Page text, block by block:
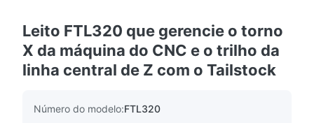
Leito FTL320 que gerencie o torno
X da máquina do CNC e o trilho da
linha central de Z com o Tailstock
Número do modelo:FTL320